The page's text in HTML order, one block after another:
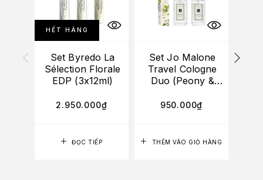
HẾT HÀNG
ĐỌC TIẾP
Set Byredo La
Sélection Florale
EDP (3x12ml)
2.950.000₫
THÊM VÀO GIỎ HÀNG
Set Jo Malone
Travel Cologne
Duo (Peony &
Wood Sage &
950.000₫